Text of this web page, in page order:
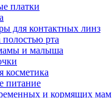
платки
для контактных линз
полостью рта
и малыша
косметика
питание
и кормящих мам